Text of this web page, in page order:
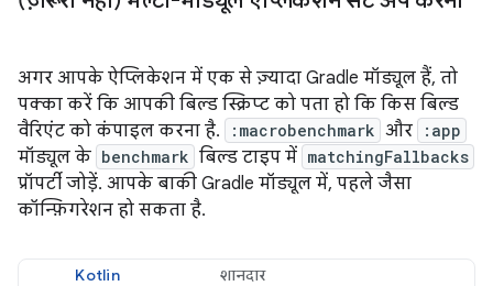
अगर आपके ऐप्लिकेशन में एक से ज़्यादा Gradle मॉड्यूल हैं, तो
पक्का करें कि आपकी बिल्ड स्क्रिप्ट को पता हो कि किस बिल्ड
वैरिएंट को कंपाइल करना है.
:macrobenchmark और :app
मॉड्यूल के benchmark बिल्ड टाइप में matchingFallbacks
प्रॉपर्टी जोड़ें. आपके बाकी Gradle मॉड्यूल में, पहले जैसा
कॉन्फ़िगरेशन हो सकता है.
Kotlin शानदार